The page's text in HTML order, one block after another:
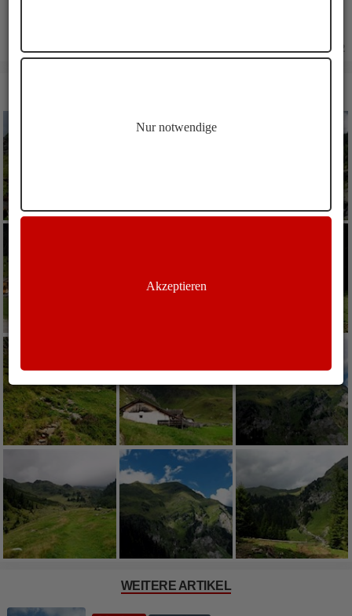
20.06.2022
WEITERE ARTIKEL
Nur notwendige
Akzeptieren